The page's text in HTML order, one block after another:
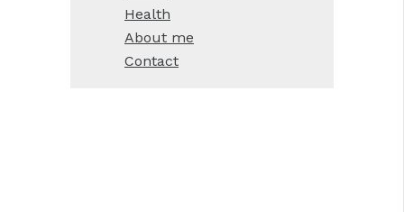
Health
About me
Contact